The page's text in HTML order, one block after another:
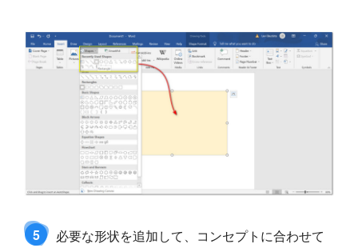
5
必要な形状を追加して、コンセプトに合わせて